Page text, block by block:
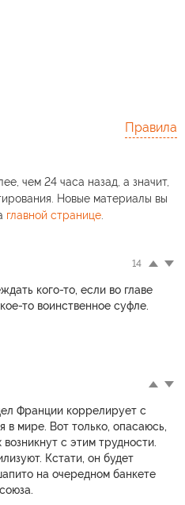
Правила
чем 24 часа назад, а значит,
Новые материалы вы
главной странице.
14
кого-то, если во главе
то воинственное суфле.
Франции коррелирует с
в мире. Вот только, опасаюсь,
с этим трудности.
Кстати, он будет
на очередном банкете